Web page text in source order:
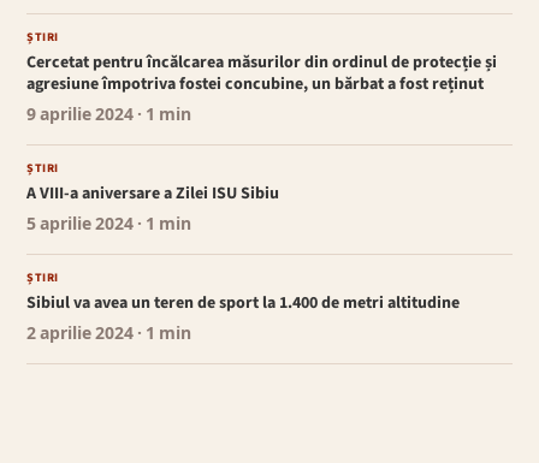
ȘTIRI
Cercetat pentru încălcarea măsurilor din ordinul de protecție și
agresiune împotriva fostei concubine, un bărbat a fost reținut
9 aprilie 2024 · 1 min
ȘTIRI
A VIII-a aniversare a Zilei ISU Sibiu
5 aprilie 2024 · 1 min
ȘTIRI
Sibiul va avea un teren de sport la 1.400 de metri altitudine
2 aprilie 2024 · 1 min